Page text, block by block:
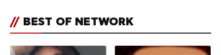
// BEST OF NETWORK